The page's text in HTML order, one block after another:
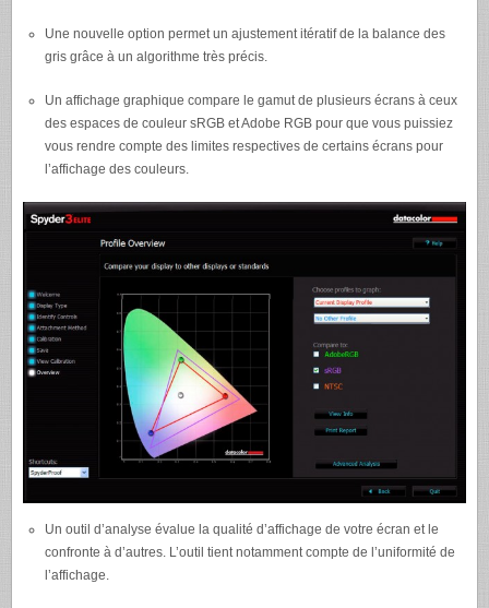
Une nouvelle option permet un ajustement itératif de la balance des
gris grâce à un algorithme très précis.
Un affichage graphique compare le gamut de plusieurs écrans à ceux
des espaces de couleur sRGB et Adobe RGB pour que vous puissiez
vous rendre compte des limites respectives de certains écrans pour
l’affichage des couleurs.
Un outil d’analyse évalue la qualité d’affichage de votre écran et le
confronte à d’autres. L’outil tient notamment compte de l’uniformité de
l’affichage.